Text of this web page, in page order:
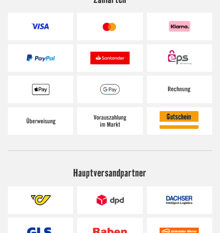
Hauptversandpartner